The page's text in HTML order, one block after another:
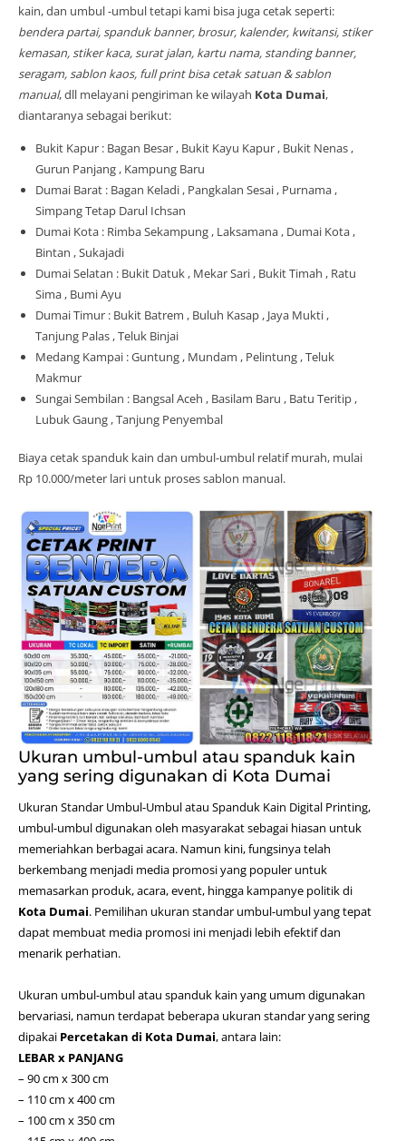
kain, dan umbul -umbul tetapi kami bisa juga cetak seperti:
bendera partai, spanduk banner, brosur, kalender, kwitansi, stiker
kemasan, stiker kaca, surat jalan, kartu nama, standing banner,
seragam, sablon kaos, full print bisa cetak satuan & sablon
manual, dll melayani pengiriman ke wilayah Kota Dumai,
diantaranya sebagai berikut:
Bukit Kapur : Bagan Besar , Bukit Kayu Kapur , Bukit Nenas ,
Gurun Panjang , Kampung Baru
Dumai Barat : Bagan Keladi , Pangkalan Sesai , Purnama ,
Simpang Tetap Darul Ichsan
Dumai Kota : Rimba Sekampung , Laksamana , Dumai Kota ,
Bintan , Sukajadi
Dumai Selatan : Bukit Datuk , Mekar Sari , Bukit Timah , Ratu
Sima , Bumi Ayu
Dumai Timur : Bukit Batrem , Buluh Kasap , Jaya Mukti ,
Tanjung Palas , Teluk Binjai
Medang Kampai : Guntung , Mundam , Pelintung , Teluk
Makmur
Sungai Sembilan : Bangsal Aceh , Basilam Baru , Batu Teritip ,
Lubuk Gaung , Tanjung Penyembal
Biaya cetak spanduk kain dan umbul-umbul relatif murah, mulai
Rp 10.000/meter lari untuk proses sablon manual.
Ukuran umbul-umbul atau spanduk kain
yang sering digunakan di Kota Dumai
Ukuran Standar Umbul-Umbul atau Spanduk Kain Digital Printing,
umbul-umbul digunakan oleh masyarakat sebagai hiasan untuk
memeriahkan berbagai acara. Namun kini, fungsinya telah
berkembang menjadi media promosi yang populer untuk
memasarkan produk, acara, event, hingga kampanye politik di
Kota Dumai. Pemilihan ukuran standar umbul-umbul yang tepat
dapat membuat media promosi ini menjadi lebih efektif dan
menarik perhatian.
Ukuran umbul-umbul atau spanduk kain yang umum digunakan
bervariasi, namun terdapat beberapa ukuran standar yang sering
dipakai Percetakan di Kota Dumai, antara lain:
LEBAR x PANJANG
– 90 cm x 300 cm
– 110 cm x 400 cm
– 100 cm x 350 cm